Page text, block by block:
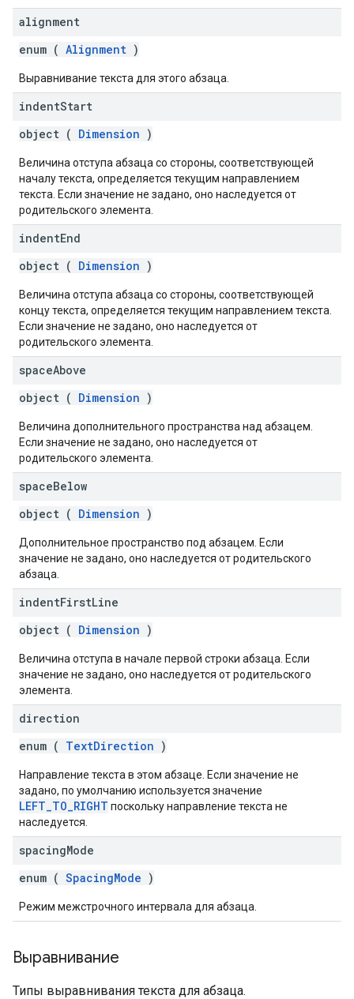
alignment
enum ( Alignment )
Выравнивание текста для этого абзаца.
indentStart
object ( Dimension )
Величина отступа абзаца со стороны, соответствующей
началу текста, определяется текущим направлением
текста. Если значение не задано, оно наследуется от
родительского элемента.
indentEnd
object ( Dimension )
Величина отступа абзаца со стороны, соответствующей
концу текста, определяется текущим направлением текста.
Если значение не задано, оно наследуется от
родительского элемента.
spaceAbove
object ( Dimension )
Величина дополнительного пространства над абзацем.
Если значение не задано, оно наследуется от
родительского элемента.
spaceBelow
object ( Dimension )
Дополнительное пространство под абзацем. Если
значение не задано, оно наследуется от родительского
абзаца.
indentFirstLine
object ( Dimension )
Величина отступа в начале первой строки абзаца. Если
значение не задано, оно наследуется от родительского
элемента.
direction
enum ( TextDirection )
Направление текста в этом абзаце. Если значение не
задано, по умолчанию используется значение
LEFT_TO_RIGHT поскольку направление текста не
наследуется.
spacingMode
enum ( SpacingMode )
Режим межстрочного интервала для абзаца.
Выравнивание
Типы выравнивания текста для абзаца.